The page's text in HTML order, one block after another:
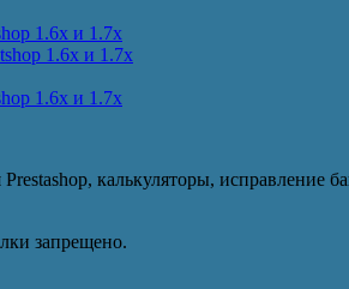
1.6x и 1.7x
1.6x и 1.7x
1.6x и 1.7x
калькуляторы, исправление
запрещено.